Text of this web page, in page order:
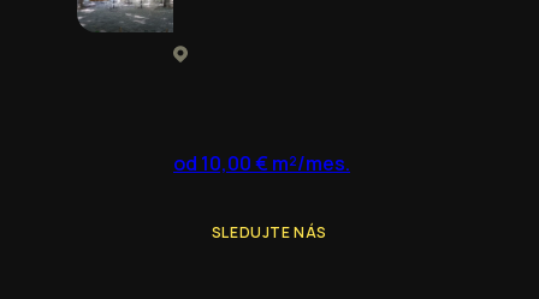
od 10,00 € m²/mes.
SLEDUJTE NÁS